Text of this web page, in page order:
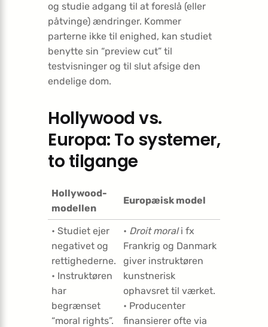
og studie adgang til at foreslå (eller
påtvinge) ændringer. Kommer
parterne ikke til enighed, kan studiet
benytte sin “preview cut” til
testvisninger og til slut afsige den
endelige dom.
Hollywood vs.
Europa: To systemer,
to tilgange
Hollywood-
modellen
Europæisk model
• Studiet ejer
negativet og
rettighederne.
• Instruktøren
har
begrænset
“moral rights”.
• Droit morali fx
Frankrig og Danmark
giver instruktøren
kunstnerisk
ophavsret til værket.
• Producenter
finansierer ofte via